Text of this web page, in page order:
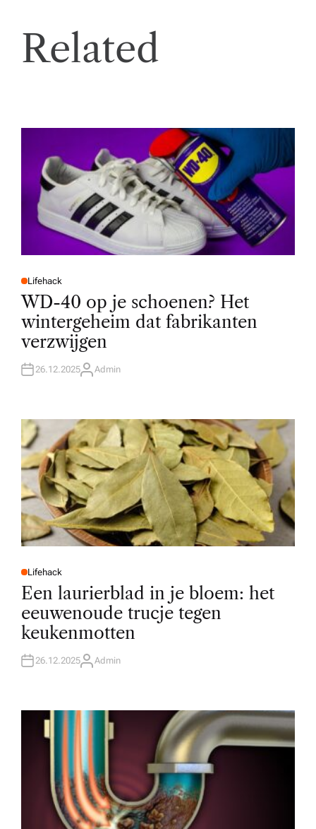
Related
P
O
S
E
D
I
N
Lifehack
WD-40 op je schoenen? Het
wintergeheim dat fabrikanten
verzwijgen
26.12.2025A
R
Admin
P
O
T
E
D
N
Lifehack
Een laurierblad in je bloem: het
eeuwenoude trucje tegen
keukenmotten
26.12.2025A
R
Admin